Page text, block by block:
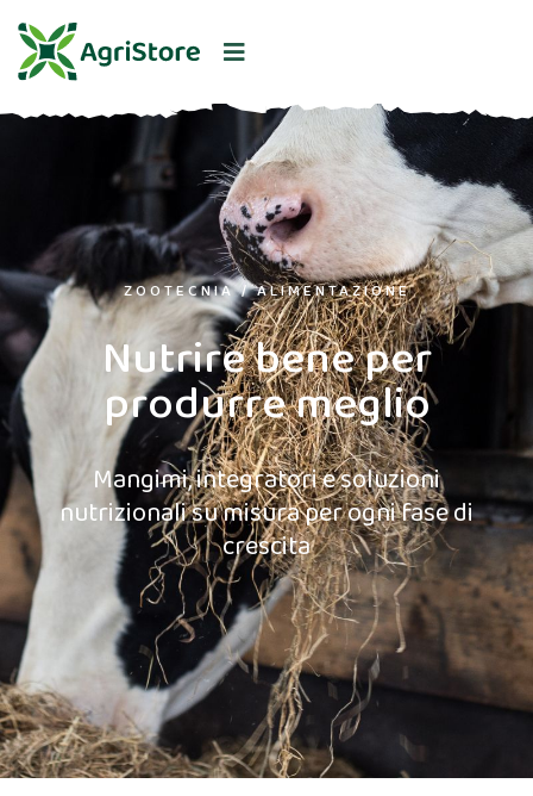
ZOOTECNIA / ALIMENTAZIONE
Nutrire bene per
produrre meglio
Mangimi, integratori e soluzioni
nutrizionali su misura per ogni fase di
crescita